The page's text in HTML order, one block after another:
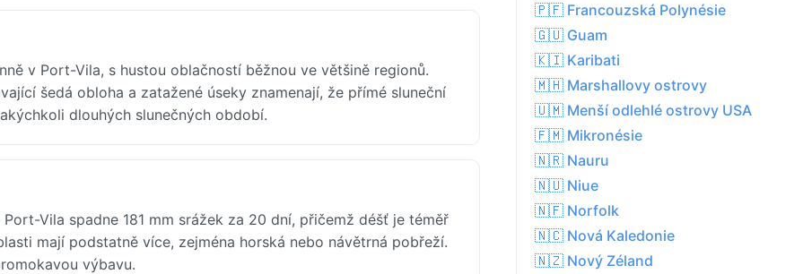
v Port-Vila, s hustou oblačností běžnou ve většině regionů.
šedá obloha a zatažené úseky znamenají, že přímé sluneční
dlouhých slunečných období.
Vila spadne 181 mm srážek za 20 dní, přičemž déšť je téměř
mají podstatně více, zejména horská nebo návětrná pobřeží.
výbavu.
🇵🇫 Francouzská Polynésie
🇬🇺 Guam
🇰🇮 Karibati
🇲🇭 Marshallovy ostrovy
🇺🇲 Menší odlehlé ostrovy USA
🇫🇲 Mikronésie
🇳🇷 Nauru
🇳🇺 Niue
🇳🇫 Norfolk
🇳🇨 Nová Kaledonie
🇳🇿 Nový Zéland